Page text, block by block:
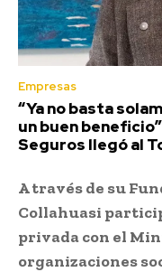
Empresas
“Ya no basta
un buen
Seguros llegó al
A través de su
Collahuasi
privada con el
organizaciones